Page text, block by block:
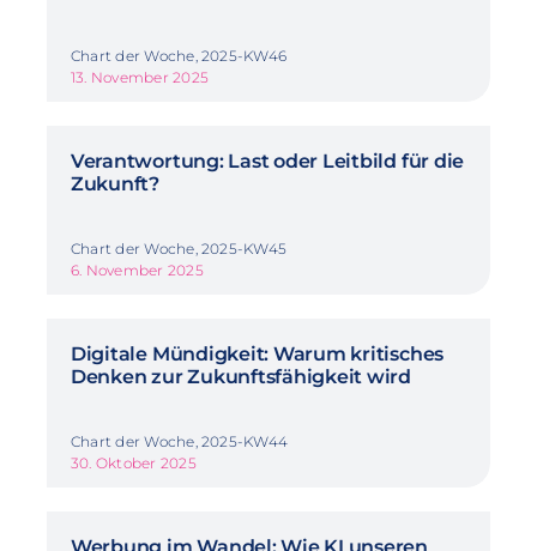
Chart der Woche, 2025-KW46
13. November 2025
Verantwortung: Last oder Leitbild für die
Zukunft?
Chart der Woche, 2025-KW45
6. November 2025
Digitale Mündigkeit: Warum kritisches
Denken zur Zukunftsfähigkeit wird
Chart der Woche, 2025-KW44
30. Oktober 2025